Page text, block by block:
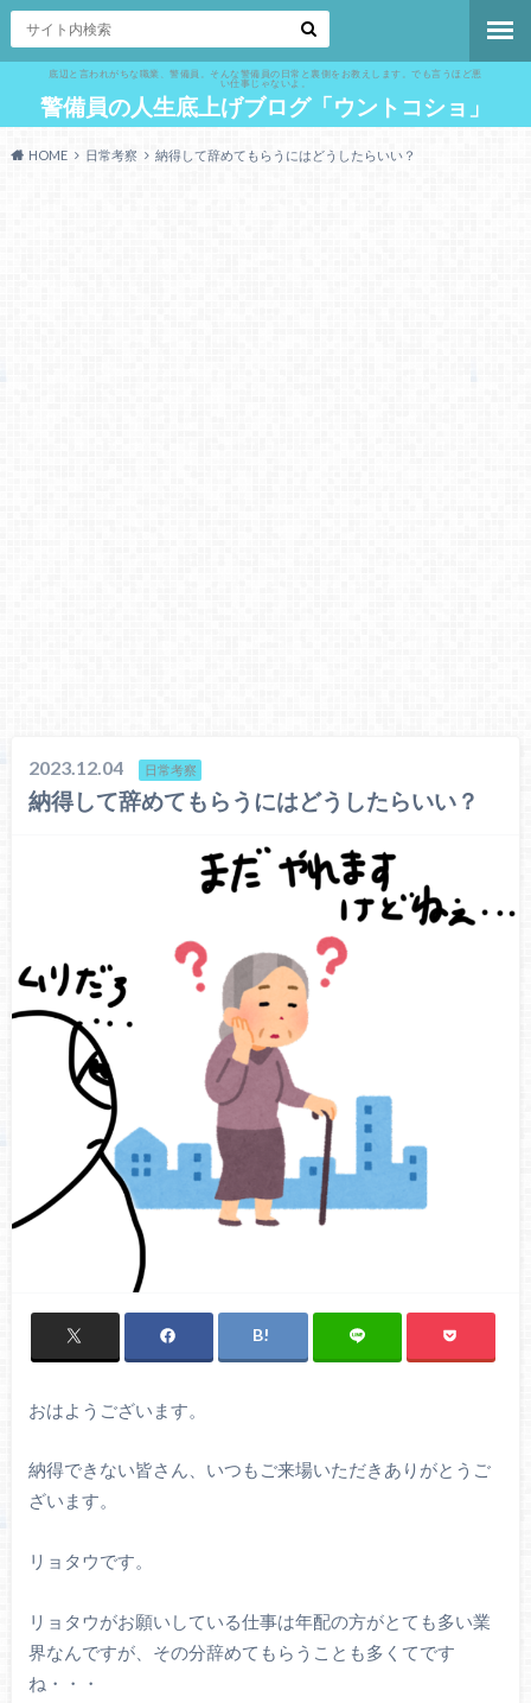
底辺と言われがちな職業、警備員。そんな警備員の日常と裏側をお教えします。でも言うほど悪
い仕事じゃないよ。
警備員の人生底上げブログ「ウントコショ」
HOME 日常考察 納得して辞めてもらうにはどうしたらいい？
2023.12.04 日常考察
納得して辞めてもらうにはどうしたらいい？
おはようございます。
納得できない皆さん、いつもご来場いただきありがとうご
ざいます。
リョタウです。
リョタウがお願いしている仕事は年配の方がとても多い業
界なんですが、その分辞めてもらうことも多くてです
ね・・・